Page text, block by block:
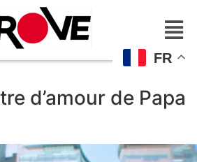
d’amour de Papa
FR